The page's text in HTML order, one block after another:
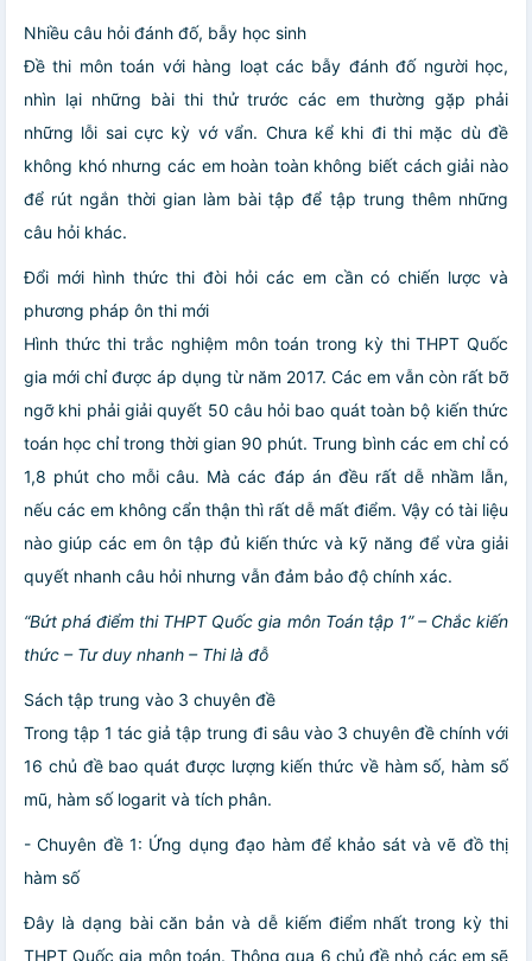
Nhiều câu hỏi đánh đố, bẫy học sinh
Đề thi môn toán với hàng loạt các bẫy đánh đố người học,
nhìn lại những bài thi thử trước các em thường gặp phải
những lỗi sai cực kỳ vớ vẩn. Chưa kể khi đi thi mặc dù đề
không khó nhưng các em hoàn toàn không biết cách giải nào
để rút ngắn thời gian làm bài tập để tập trung thêm những
câu hỏi khác.
Đổi mới hình thức thi đòi hỏi các em cần có chiến lược và
phương pháp ôn thi mới
Hình thức thi trắc nghiệm môn toán trong kỳ thi THPT Quốc
gia mới chỉ được áp dụng từ năm 2017. Các em vẫn còn rất bỡ
ngỡ khi phải giải quyết 50 câu hỏi bao quát toàn bộ kiến thức
toán học chỉ trong thời gian 90 phút. Trung bình các em chỉ có
1,8 phút cho mỗi câu. Mà các đáp án đều rất dễ nhầm lẫn,
nếu các em không cẩn thận thì rất dễ mất điểm. Vậy có tài liệu
nào giúp các em ôn tập đủ kiến thức và kỹ năng để vừa giải
quyết nhanh câu hỏi nhưng vẫn đảm bảo độ chính xác.
“Bứt phá điểm thi THPT Quốc gia môn Toán tập 1” – Chắc kiến
thức – Tư duy nhanh – Thi là đỗ
Sách tập trung vào 3 chuyên đề
Trong tập 1 tác giả tập trung đi sâu vào 3 chuyên đề chính với
16 chủ đề bao quát được lượng kiến thức về hàm số, hàm số
mũ, hàm số logarit và tích phân.
- Chuyên đề 1: Ứng dụng đạo hàm để khảo sát và vẽ đồ thị
hàm số
Đây là dạng bài căn bản và dễ kiếm điểm nhất trong kỳ thi
THPT Quốc gia môn toán. Thông qua 6 chủ đề nhỏ các em sẽ